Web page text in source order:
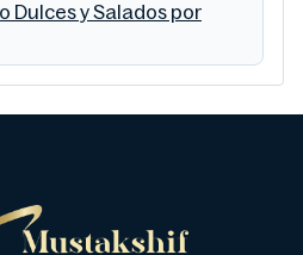
Dulces y Salados por